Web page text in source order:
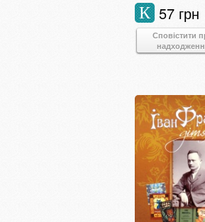
57 грн
К
Сповістити